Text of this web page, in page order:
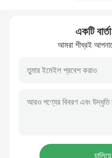
একটি
আমরা শীঘ্রই